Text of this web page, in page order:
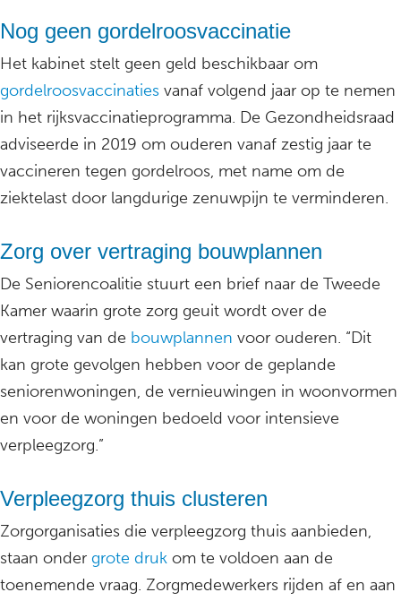
Nog geen gordelroosvaccinatie
Het kabinet stelt geen geld beschikbaar om
gordelroosvaccinaties vanaf volgend jaar op te nemen
in het rijksvaccinatieprogramma. De Gezondheidsraad
adviseerde in 2019 om ouderen vanaf zestig jaar te
vaccineren tegen gordelroos, met name om de
ziektelast door langdurige zenuwpijn te verminderen.
Zorg over vertraging bouwplannen
De Seniorencoalitie stuurt een brief naar de Tweede
Kamer waarin grote zorg geuit wordt over de
vertraging van de bouwplannen voor ouderen. “Dit
kan grote gevolgen hebben voor de geplande
seniorenwoningen, de vernieuwingen in woonvormen
en voor de woningen bedoeld voor intensieve
verpleegzorg.”
Verpleegzorg thuis clusteren
Zorgorganisaties die verpleegzorg thuis aanbieden,
staan onder grote druk om te voldoen aan de
toenemende vraag. Zorgmedewerkers rijden af en aan